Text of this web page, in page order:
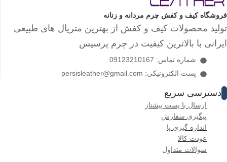
فروشگاه کیف و کفش چرم مردانه و زنانه
تولید محصولات کیف و کفش از بهترین متریال های طبیعی
ایرانی با بالاترین کیفیت در چرم پرسیس
شماره تماس: 09123210167
پست الکترونیکی: persisleather@gmail.com
دسترسی سریع
ارسال با پست پیشتاز
پیگیری سفارش
اندازه گیری پا
عودت کالا
سوالات متداول